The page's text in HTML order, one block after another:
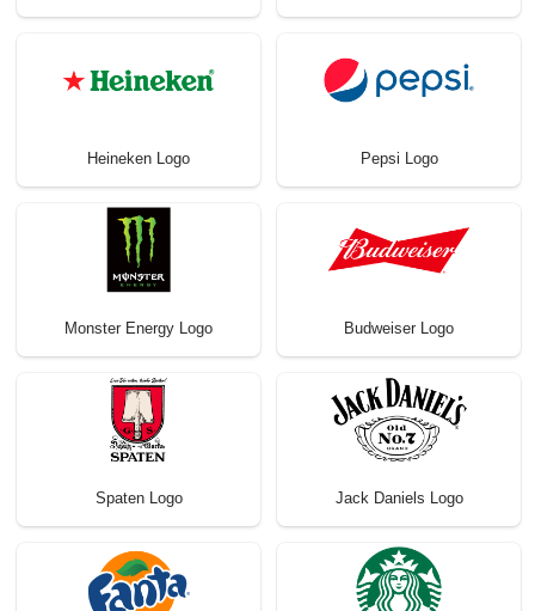
Heineken Logo Pepsi Logo
Monster Energy Logo Budweiser Logo
Spaten Logo Jack Daniels Logo